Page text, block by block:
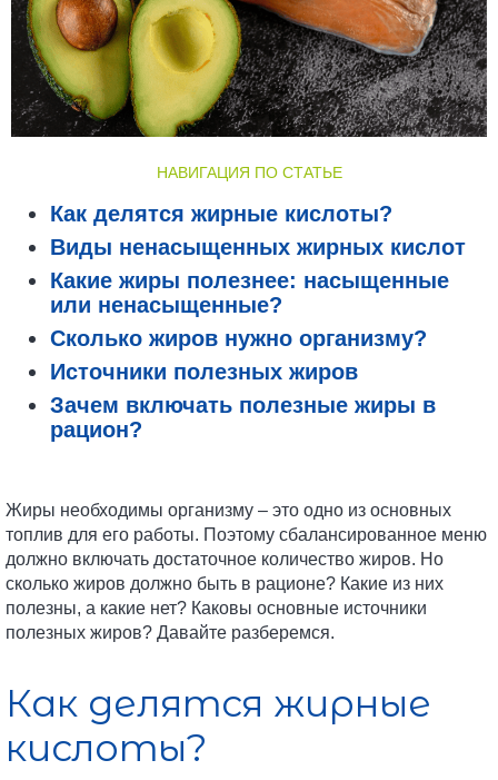
Жиры необходимы организму – это одно из основных
топлив для его работы. Поэтому сбалансированное меню
должно включать достаточное количество жиров. Но
сколько жиров должно быть в рационе? Какие из них
полезны, а какие нет? Каковы основные источники
полезных жиров? Давайте разберемся.
Как делятся жирные
кислоты?
НАВИГАЦИЯ ПО СТАТЬЕ
Как делятся жирные кислоты?
Виды ненасыщенных жирных кислот
Какие жиры полезнее: насыщенные
или ненасыщенные?
Сколько жиров нужно организму?
Источники полезных жиров
Зачем включать полезные жиры в
рацион?